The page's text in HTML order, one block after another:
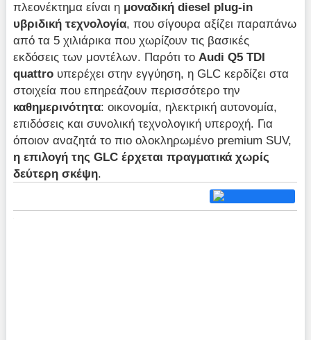
πλεονέκτημα είναι η μοναδική diesel plug-in
υβριδική τεχνολογία, που σίγουρα αξίζει παραπάνω
από τα 5 χιλιάρικα που χωρίζουν τις βασικές
εκδόσεις των μοντέλων. Παρότι το Audi Q5TDI
quattro υπερέχει στην εγγύηση, η GLC κερδίζει στα
στοιχεία που επηρεάζουν περισσότερο την
καθημερινότητα: οικονομία, ηλεκτρική αυτονομία,
επιδόσεις και συνολική τεχνολογική υπεροχή. Για
όποιον αναζητά το πιο ολοκληρωμένο premium SUV,
η επιλογή της GLC έρχεται πραγματικά χωρίς
δεύτερη σκέψη.